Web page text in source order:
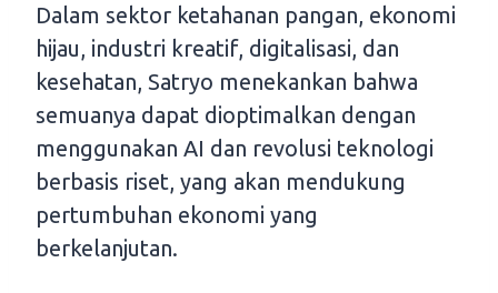
Dalam sektor ketahanan pangan, ekonomi
hijau, industri kreatif, digitalisasi, dan
kesehatan, Satryo menekankan bahwa
semuanya dapat dioptimalkan dengan
menggunakan AI dan revolusi teknologi
berbasis riset, yang akan mendukung
pertumbuhan ekonomi yang
berkelanjutan.